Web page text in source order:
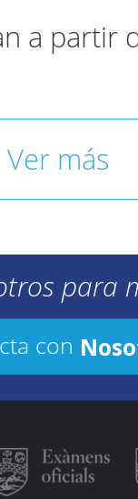
a partir
Ver más
para
con